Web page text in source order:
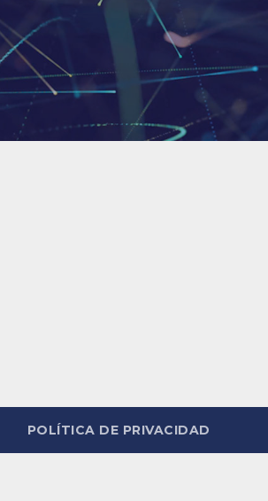
POLÍTICA DE PRIVACIDAD